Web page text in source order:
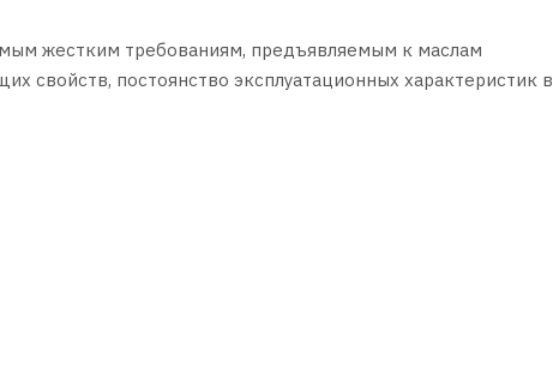
жестким требованиям, предъявляемым к маслам
свойств, постоянство эксплуатационных характеристик в